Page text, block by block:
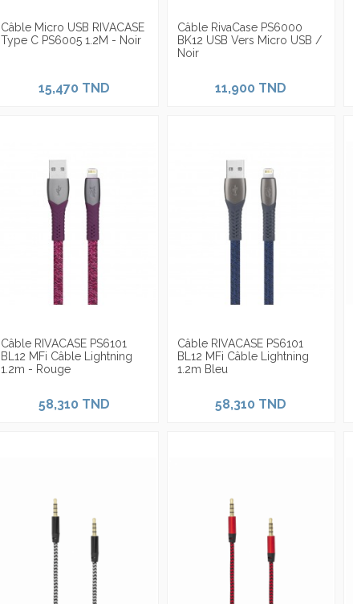
Câble Micro USB RIVACASE
Type C PS6005 1.2M - Noir
15,470 TND
Câble RivaCase PS6000
BK12 USB Vers Micro USB /
Noir
11,900 TND
Câble RIVACASE PS6101
BL12 MFi Câble Lightning
1.2m - Rouge
58,310 TND
Câble RIVACASE PS6101
BL12 MFi Câble Lightning
1.2m Bleu
58,310 TND